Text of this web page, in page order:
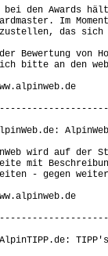
bei den Awards
Im
das sich
Bewertung von
bitte an den
wird auf der
mit
- gegen